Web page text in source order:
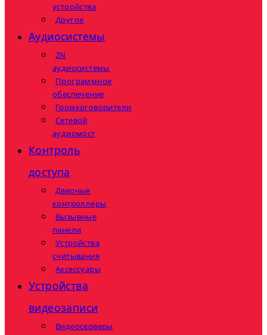
устройства
Другое
Аудиосистемы
2N
аудиосистемы
Программное
обеспечение
Громкоговорители
Сетевой
аудиомост
Контроль
доступа
Дверные
контроллеры
Вызывные
панели
Устройства
считывания
Аксессуары
Устройства
видеозаписи
Видеосерверы